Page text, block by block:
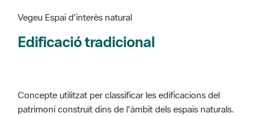
Vegeu Espai d'interès natural
Edificació tradicional
Concepte utilitzat per classificar les edificacions del
patrimoni construït dins de l'àmbit dels espais naturals.